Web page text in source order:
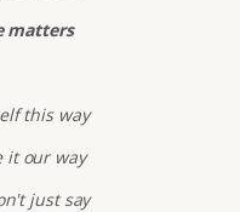
matters
this way
it our way
just say